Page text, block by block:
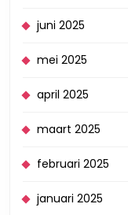
juni 2025
mei 2025
april 2025
maart 2025
februari 2025
januari 2025